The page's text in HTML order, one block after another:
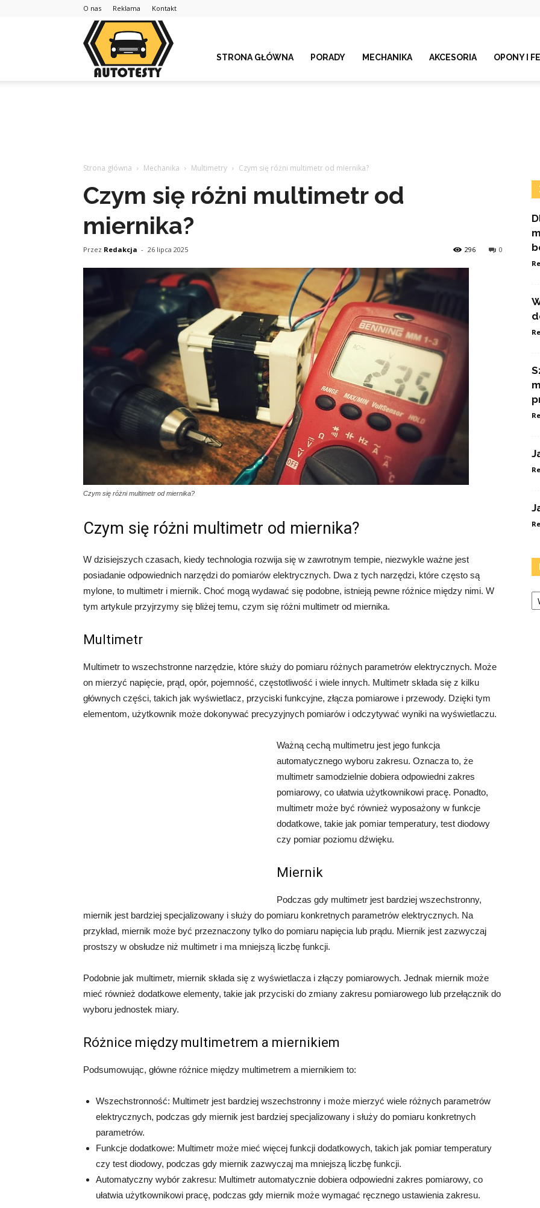
O nas Reklama Kontakt
STRONA GŁÓWNA PORADY MECHANIKA AKCESORIA OPONY I
Strona główna Mechanika Multimetry Czym się różni multimetr od miernika?
Czym się różni multimetr od
miernika?
Przez Redakcja - 26 lipca 2025 0
296
Czym się różni multimetr od miernika?
Czym się różni multimetr od miernika?
W dzisiejszych czasach, kiedy technologia rozwija się w zawrotnym tempie, niezwykle ważne jest
posiadanie odpowiednich narzędzi do pomiarów elektrycznych. Dwa z tych narzędzi, które często są
mylone, to multimetr i miernik. Choć mogą wydawać się podobne, istnieją pewne różnice między nimi. W
tym artykule przyjrzymy się bliżej temu, czym się różni multimetr od miernika.
Multimetr
Multimetr to wszechstronne narzędzie, które służy do pomiaru różnych parametrów elektrycznych. Może
on mierzyć napięcie, prąd, opór, pojemność, częstotliwość i wiele innych. Multimetr składa się z kilku
głównych części, takich jak wyświetlacz, przyciski funkcyjne, złącza pomiarowe i przewody. Dzięki tym
elementom, użytkownik może dokonywać precyzyjnych pomiarów i odczytywać wyniki na wyświetlaczu.
Ważną cechą multimetru jest jego funkcja
automatycznego wyboru zakresu. Oznacza to, że
multimetr samodzielnie dobiera odpowiedni zakres
pomiarowy, co ułatwia użytkownikowi pracę. Ponadto,
multimetr może być również wyposażony w funkcje
dodatkowe, takie jak pomiar temperatury, test diodowy
czy pomiar poziomu dźwięku.
Miernik
Podczas gdy multimetr jest bardziej wszechstronny,
miernik jest bardziej specjalizowany i służy do pomiaru konkretnych parametrów elektrycznych. Na
przykład, miernik może być przeznaczony tylko do pomiaru napięcia lub prądu. Miernik jest zazwyczaj
prostszy w obsłudze niż multimetr i ma mniejszą liczbę funkcji.
Podobnie jak multimetr, miernik składa się z wyświetlacza i złączy pomiarowych. Jednak miernik może
mieć również dodatkowe elementy, takie jak przyciski do zmiany zakresu pomiarowego lub przełącznik do
wyboru jednostek miary.
Różnice między multimetrem a miernikiem
Podsumowując, główne różnice między multimetrem a miernikiem to:
Wszechstronność: Multimetr jest bardziej wszechstronny i może mierzyć wiele różnych parametrów
elektrycznych, podczas gdy miernik jest bardziej specjalizowany i służy do pomiaru konkretnych
parametrów.
Funkcje dodatkowe: Multimetr może mieć więcej funkcji dodatkowych, takich jak pomiar temperatury
czy test diodowy, podczas gdy miernik zazwyczaj ma mniejszą liczbę funkcji.
Automatyczny wybór zakresu: Multimetr automatycznie dobiera odpowiedni zakres pomiarowy, co
ułatwia użytkownikowi pracę, podczas gdy miernik może wymagać ręcznego ustawienia zakresu.